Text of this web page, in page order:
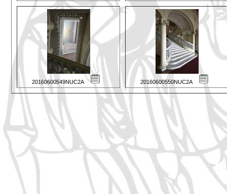
20160600549NUC2A 20160600550NUC2A